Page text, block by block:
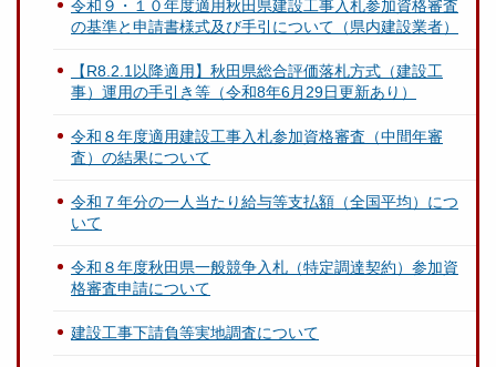
令和９・１０年度適用秋田県建設工事入札参加資格審査
の基準と申請書様式及び手引について（県内建設業者）
【R8.2.1以降適用】秋田県総合評価落札方式（建設工
事）運用の手引き等（令和8年6月29日更新あり）
令和８年度適用建設工事入札参加資格審査（中間年審
査）の結果について
令和７年分の一人当たり給与等支払額（全国平均）につ
いて
令和８年度秋田県一般競争入札（特定調達契約）参加資
格審査申請について
建設工事下請負等実地調査について